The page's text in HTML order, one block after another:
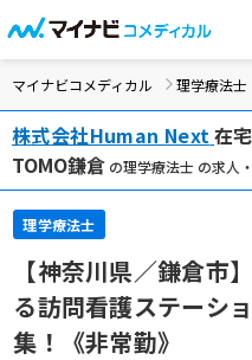
マイナビコメディカル 理学療法士
株式会社Human Next在
TOMO鎌倉 の理学療法士 の求人
理学療法士
【神奈川県／鎌倉
る訪問看護ステーシ
集！《非常勤》